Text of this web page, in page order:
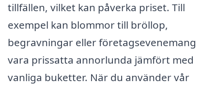
tillfällen, vilket kan påverka priset. Till
exempel kan blommor till bröllop,
begravningar eller företagsevenemang
vara prissatta annorlunda jämfört med
vanliga buketter. När du använder vår